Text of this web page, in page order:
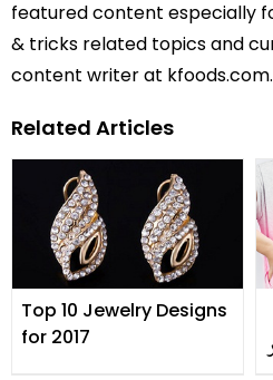
featured content especially
& tricks related topics and
content writer at kfoods.com.
Related Articles
Top 10 Jewelry Designs
for 2017